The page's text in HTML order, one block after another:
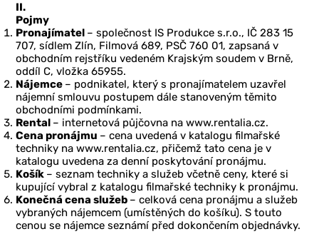
II.
Pojmy
Pronajímatel – společnost IS Produkce s.r.o., IČ 283 15
707, sídlem Zlín, Filmová 689, PSČ 760 01, zapsaná v
obchodním rejstříku vedeném Krajským soudem v Brně,
oddíl C, vložka 65955.
Nájemce – podnikatel, který s pronajímatelem uzavřel
nájemní smlouvu postupem dále stanoveným těmito
obchodními podmínkami.
Rental – internetová půjčovna na www.rentalia.cz.
Cena pronájmu – cena uvedená v katalogu filmařské
techniky na www.rentalia.cz, přičemž tato cena je v
katalogu uvedena za denní poskytování pronájmu.
Košík – seznam techniky a služeb včetně ceny, které si
kupující vybral z katalogu filmařské techniky k pronájmu.
Konečná cena služeb – celková cena pronájmu a služeb
vybraných nájemcem (umístěných do košíku). S touto
cenou se nájemce seznámí před dokončením objednávky.